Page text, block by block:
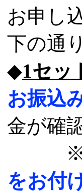
お申し
下の通
◆1セッ
お振込
金が確
※お
をお付